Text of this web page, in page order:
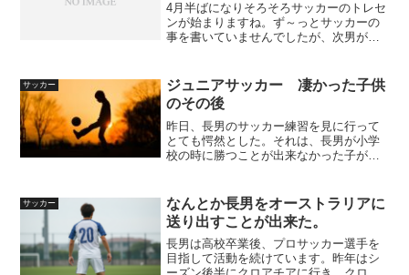
4月半ばになりそろそろサッカーのトレセ
ンが始まりますね。ず～っとサッカーの
事を書いていませんでしたが、次男が小
気味で走るのが苦手なので、タックルで
人を倒せるラグビーが...
サッカー
ジュニアサッカー 凄かった子供
のその後
昨日、長男のサッカー練習を見に行って
とても愕然とした。それは、長男が小学
校の時に勝つことが出来なかった子が練
とんど成長していないのである。長男が
練習している社会人サッカ...
サッカー
なんとか長男をオーストラリアに
送り出すことが出来た。
長男は高校卒業後、プロサッカー選手を
目指して活動を続けています。昨年はシ